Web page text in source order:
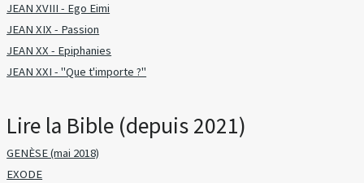
JEAN XVIII - Ego Eimi
JEAN XIX - Passion
JEAN XX - Epiphanies
JEAN XXI - "Que t'importe ?"
Lire la Bible (depuis 2021)
GENÈSE (mai 2018)
EXODE